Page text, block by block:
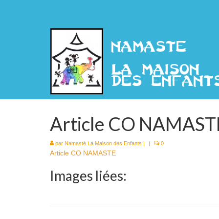
Article CO
par Namasté La Maison des Enfants | | 0
Article CO NAMASTE
Images liées: